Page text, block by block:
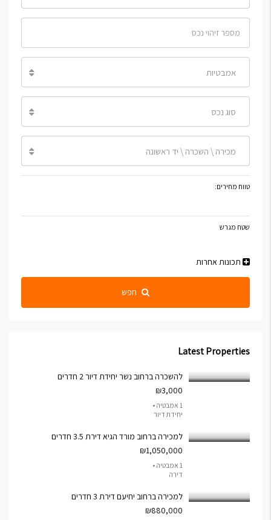
אמבטיות
סוג נכס
מכירה \ השכרה \ יד ראשונה
טווח מחירים:
שטח מגרש
תכונות אחרות
חפש
Latest Properties
להשכרה ברחוב נשר יחידת דיור 2 חדרים
₪3,000
1 אמבטיה •
יחידת דיור
למכירה ברחוב מורד הגיא דירת 3.5 חדרים
₪1,050,000
1 אמבטיה •
דירה
למכירה ברחוב יחיעם דירת 3 חדרים
₪880,000